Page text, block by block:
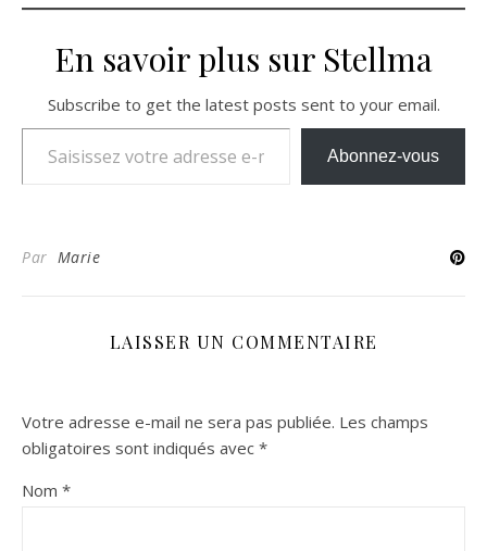
En savoir plus sur Stellma
Subscribe to get the latest posts sent to your email.
Saisissez votre adresse e-mail…
Abonnez-vous
Par Marie
LAISSER UN COMMENTAIRE
Votre adresse e-mail ne sera pas publiée. Les champs
obligatoires sont indiqués avec *
Nom *